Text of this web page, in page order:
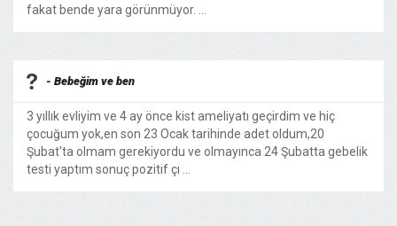
fakat bende yara görünmüyor. ...
- Bebeğim ve ben
3 yıllık evliyim ve 4 ay önce kist ameliyatı geçirdim ve hiç
çocuğum yok,en son 23 Ocak tarihinde adet oldum,20
Şubat'ta olmam gerekiyordu ve olmayınca 24 Şubatta gebelik
testi yaptım sonuç pozitif çı ...